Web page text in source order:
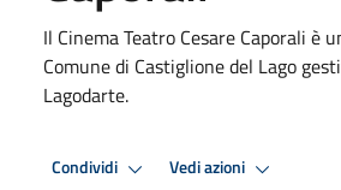
Il Cinema Teatro Cesare Caporali è
Comune di Castiglione del Lago
Lagodarte.
Condividi Vedi azioni